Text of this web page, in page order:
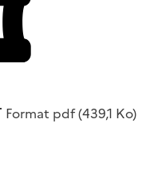
Format pdf(439,1 Ko)